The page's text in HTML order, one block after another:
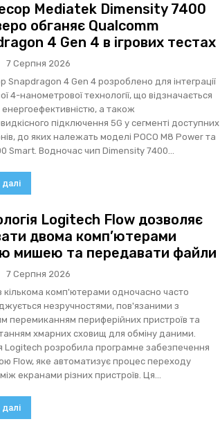
Mediatek Dimensity 7400
обганяє Qualcomm
4 Gen 4 в ігрових тестах
7 Серпня 2026
Snapdragon 4 Gen 4 розроблено для інтеграції
4-нанометрової технології, що відзначається
а також
підключення 5G у сегменті доступних
до яких належать моделі POCO M8 Power та
Smart. Водночас чип Dimensity 7400...
далі
Logitech Flow дозволяє
двома комп’ютерами
мишею та передавати файли
7 Серпня 2026
кількома комп'ютерами одночасно часто
незручностями, пов'язаними з
перемиканням периферійних пристроїв та
хмарних сховищ для обміну даними.
Logitech розробила програмне забезпечення
Flow, яке автоматизує процес переходу
екранами різних пристроїв. Ця...
далі